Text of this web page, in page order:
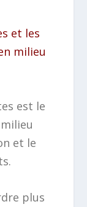
et les
milieu
est le
et le
plus